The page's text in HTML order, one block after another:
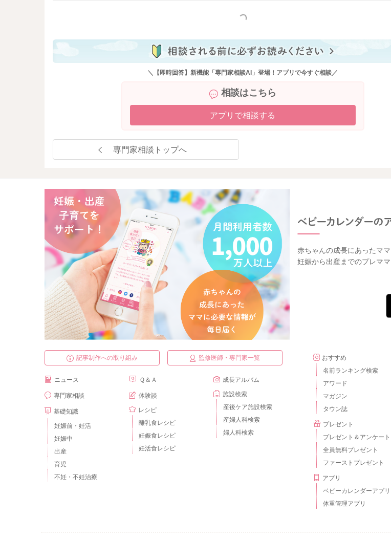
・おっぱいを吸って落ち着いたら、完全に眠りに落ちる前に外して「トントン」で安心を促してみる
また、3〜4ヶ月の赤ちゃんが一度に起きていられる時間は個人差はありますが、1時間〜1時間半ほ
なので、ゆいさんのお子さんの機嫌のよい時間が1時間足らずなのは自然なことですよ。
遊んでいても動きが鈍くなってきたり、顔をこすったり、まばたきが増えたりするのは眠たいサイ
で、これらのサインが出たら泣き出す前に抱っこでトントンしたり、少し暗い部屋に移動したり、
寝かしつけの正解はありません。
ゆいさんとお子さんが一番楽な方法が最善ということを忘れないでくださいね。
寝かしつつけが分かれてくるお子さんが多いです。
今は急がずできる時にできることからやってみて、5〜6ヶ月くらいからゆっくりと練習を進めてみ
いで十分ですよ。
少しでもご参考になれば幸いです。
もっと見る
＼【即時回答】新機能「専門家相談AI」登場！アプリで今すぐ相談／
相談はこちら
アプリで相談する
専門家相談トップへ
赤ちゃんの成長にあったマ
妊娠から出産までのプレマ
記事制作への取り組み 監修医師・専門家一覧
ニュース
専門家相談
基礎知識
妊娠前・妊活
妊娠中
出産
育児
不妊・不妊治療
Ｑ＆Ａ
体験談
レシピ
離乳食レシピ
妊娠食レシピ
妊活食レシピ
成長アルバム
施設検索
産後ケア施設検索
産婦人科検索
婦人科検索
おすすめ
名前ランキング検索
アワード
マガジン
タウン誌
プレゼント
プレゼント＆アンケート
全員無料プレゼント
ファーストプレゼント
アプリ
ベビーカレンダーアプリ
体重管理アプリ